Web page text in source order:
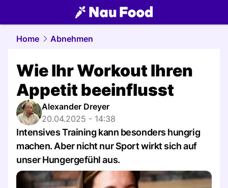
food.NAU.ch
Home Abnehmen
Wie Ihr Workout Ihren
Appetit beeinflusst
Alexander Dreyer
20.04.2025 - 14:38
Intensives Training kann besonders hungrig
machen. Aber nicht nur Sport wirkt sich auf
unser Hungergefühl aus.